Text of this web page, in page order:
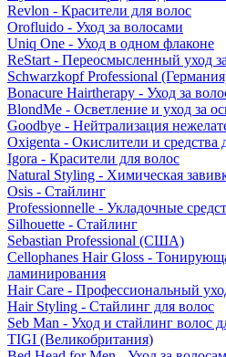
Revlon - Красители для волос
Orofluido - Уход за волосами
Uniq One - Уход в одном флаконе
ReStart - Переосмысленный уход
Schwarzkopf Professional
Bonacure Hairtherapy - Уход за
BlondMe - Осветление и уход за
Goodbye - Нейтрализация
Oxigenta - Окислители и средства
Igora - Красители для волос
Natural Styling - Химическая
Osis - Стайлинг
Professionnelle - Укладочные
Silhouette - Стайлинг
Sebastian Professional (США)
Cellophanes Hair Gloss -
ламинирования
Hair Care - Профессиональный
Hair Styling - Стайлинг для волос
Seb Man - Уход и стайлинг волос
TIGI (Великобритания)